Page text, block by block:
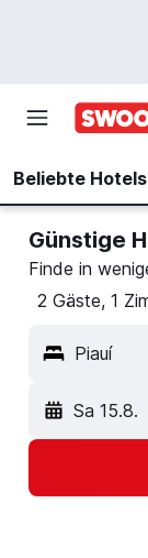
Beliebte Hotels
Günstige
Finde in
2 Gäste, 1
Piauí
Sa 15.8.